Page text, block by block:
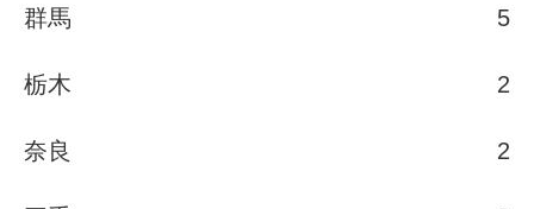
群馬 5
栃木 2
奈良 2